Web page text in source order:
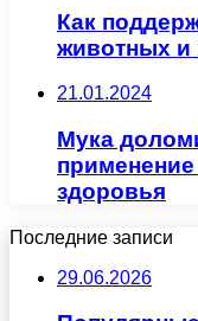
Как
животных и
21.01.2024
Мука
здоровья
Последние записи
29.06.2026